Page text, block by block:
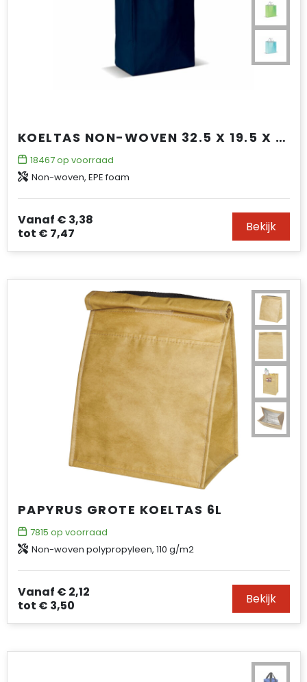
KOELTAS NON-WOVEN 32.5 X 19.5 X 39 CM, 100 G/M²
18467op voorraad
Non-woven, EPE foam
Vanaf € 3,38
tot € 7,47 Bekijk
PAPYRUS GROTE KOELTAS 6L
7815 op voorraad
Non-woven polypropyleen, 110 g/m2
Vanaf € 2,12
tot € 3,50 Bekijk